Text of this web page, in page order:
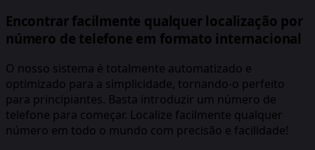
Encontrar facilmente qualquer localização por
número de telefone em formato internacional
O nosso sistema é totalmente automatizado e
optimizado para a simplicidade, tornando-o perfeito
para principiantes. Basta introduzir um número de
telefone para começar. Localize facilmente qualquer
número em todo o mundo com precisão e facilidade!